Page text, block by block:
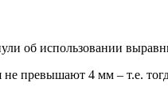
об использовании
превышают 4 мм – т.е.